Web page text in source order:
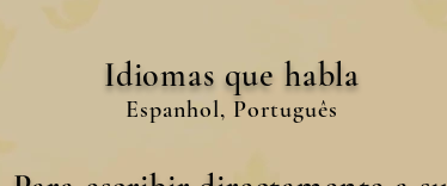
Idiomas que habla
Espanhol, Português